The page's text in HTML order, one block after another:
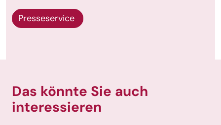
Presseservice
Das könnte Sie auch
interessieren